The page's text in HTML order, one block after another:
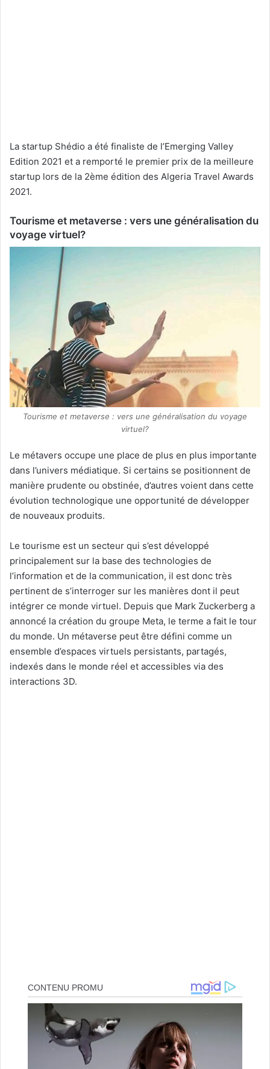
La startup Shédio a été finaliste de l’Emerging Valley
Edition 2021 et a remporté le premier prix de la meilleure
startup lors de la 2ème édition des Algeria Travel Awards
2021.
Tourisme et metaverse : vers une généralisation du
voyage virtuel?
Tourisme et metaverse : vers une généralisation du voyage
virtuel?
Le métavers occupe une place de plus en plus importante
dans l’univers médiatique. Si certains se positionnent de
manière prudente ou obstinée, d’autres voient dans cette
évolution technologique une opportunité de développer
de nouveaux produits.
Le tourisme est un secteur qui s’est développé
principalement sur la base des technologies de
l’information et de la communication, il est donc très
pertinent de s’interroger sur les manières dont il peut
intégrer ce monde virtuel. Depuis que Mark Zuckerberg a
annoncé la création du groupe Meta, le terme a fait le tour
du monde. Un métaverse peut être défini comme un
ensemble d’espaces virtuels persistants, partagés,
indexés dans le monde réel et accessibles via des
interactions 3D.